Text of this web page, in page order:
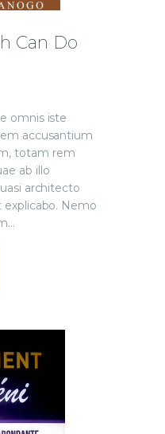
Can Do
omnis iste
accusantium
totam rem
ab illo
architecto
Nemo